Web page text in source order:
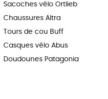
Sacoches vélo Ortlieb
Chaussures Altra
Tours de cou Buff
Casques vélo Abus
Doudounes Patagonia